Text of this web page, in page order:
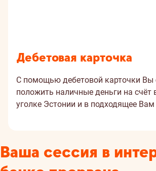
Дебетовая карточка
С помощью дебетовой карточки Вы
положить наличные деньги на
уголке Эстонии и в подходящее
Ваша сессия в